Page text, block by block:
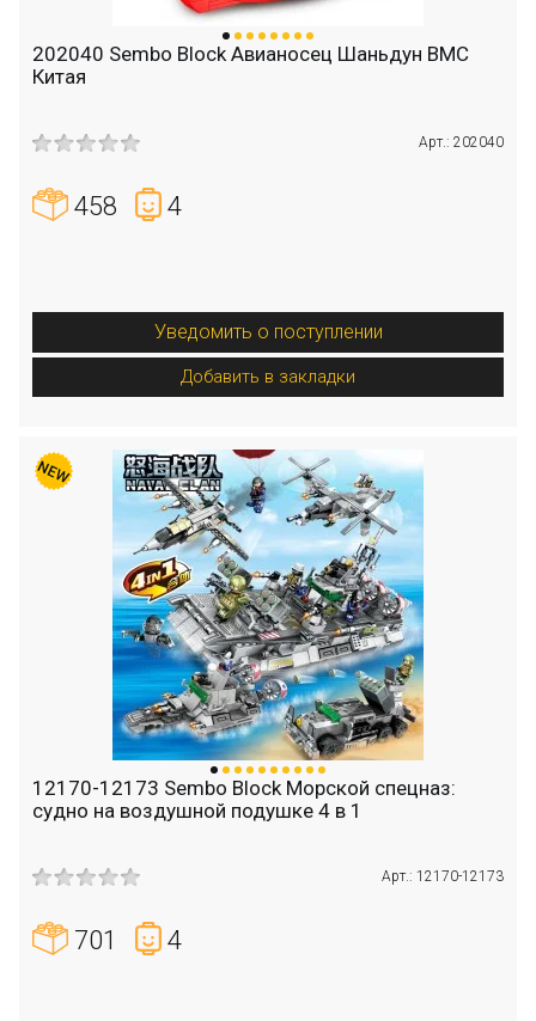
202040 Sembo Block Авианосец Шаньдун ВМС
Китая
Арт.: 202040
458 4
Уведомить о поступлении
Добавить в закладки
12170-12173 Sembo Block Морской спецназ:
судно на воздушной подушке 4 в 1
Арт.: 12170-12173
701 4